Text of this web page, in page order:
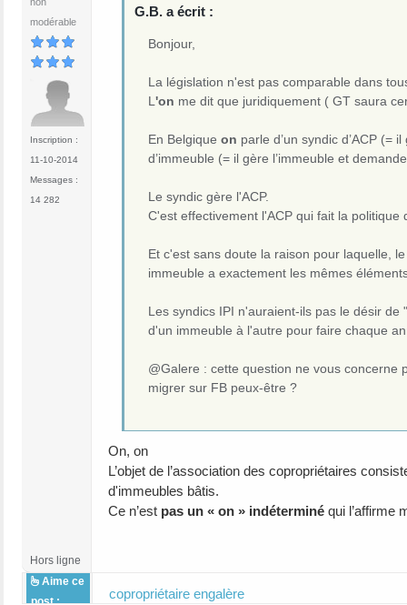
modérable
Inscription :
11-10-2014
Messages :
14 282
G.B. a écrit :
Bonjour,
La législation n'est pas comparable dans
L'on me dit que juridiquement ( GT saura
En Belgiqueon parle d’un syndic d’ACP (=
d’immeuble (= il gère l’immeuble et
Le syndic gère l'ACP.
C'est effectivement l'ACP qui fait la
Et c'est sans doute la raison pour laquelle,
immeuble a exactement les mêmes
Les syndics IPI n'auraient-ils pas le désir
d'un immeuble à l'autre pour faire chaque
@Galere : cette question ne vous
migrer sur FB peux-être ?
On, on
L’objet de l’association des copropriétaires
d'immeubles bâtis.
Ce n’est pas un « on » indéterminé qui l’affirme
Hors ligne
Aime ce
post :
copropriétaire engalère